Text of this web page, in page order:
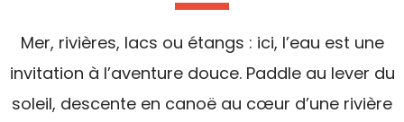
Mer, rivières, lacs ou étangs : ici, l’eau est une
invitation à l’aventure douce. Paddle au lever du
soleil, descente en canoë au cœur d’une rivière